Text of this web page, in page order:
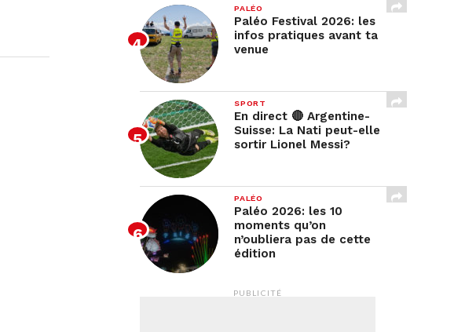
PALÉO
Paléo Festival 2026: les
infos pratiques avant ta
venue
SPORT
En direct 🔴 Argentine-
Suisse: La Nati peut-elle
sortir Lionel Messi?
PALÉO
Paléo 2026: les 10
moments qu’on
n’oubliera pas de cette
édition
PUBLICITÉ